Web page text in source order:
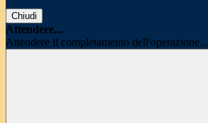
Chiudi
Attendere...
Attendere il completamento dell'operazione...